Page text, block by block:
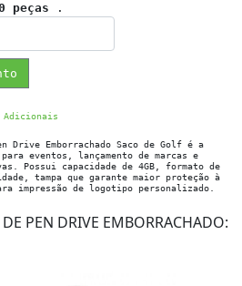
peças .
Adicionais
Emborrachado Saco de Golf é a
eventos, lançamento de marcas e
Possui capacidade de 4GB, formato de
tampa que garante maior proteção à
impressão de logotipo personalizado.
PEN DRIVE EMBORRACHADO: